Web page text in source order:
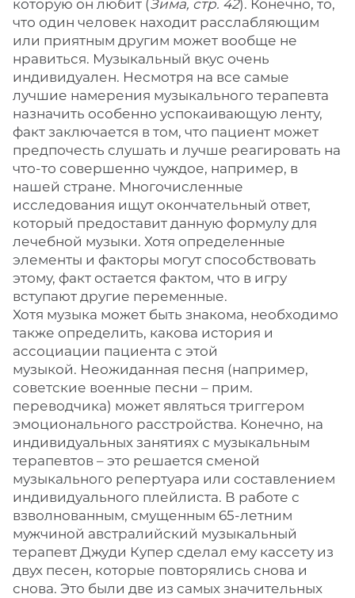
которую он любит (Зима, стр. 42). Конечно, то,
что один человек находит расслабляющим
или приятным другим может вообще не
нравиться. Музыкальный вкус очень
индивидуален. Несмотря на все самые
лучшие намерения музыкального терапевта
назначить особенно успокаивающую ленту,
факт заключается в том, что пациент может
предпочесть слушать и лучше реагировать на
что-то совершенно чуждое, например, в
нашей стране. Многочисленные
исследования ищут окончательный ответ,
который предоставит данную формулу для
лечебной музыки. Хотя определенные
элементы и факторы могут способствовать
этому, факт остается фактом, что в игру
вступают другие переменные.
Хотя музыка может быть знакома, необходимо
также определить, какова история и
ассоциации пациента с этой
музыкой. Неожиданная песня (например,
советские военные песни – прим.
переводчика) может являться триггером
эмоционального расстройства. Конечно, на
индивидуальных занятиях с музыкальным
терапевтов – это решается сменой
музыкального репертуара или составлением
индивидуального плейлиста. В работе с
взволнованным, смущенным 65-летним
мужчиной австралийский музыкальный
терапевт Джуди Купер сделал ему кассету из
двух песен, которые повторялись снова и
снова. Это были две из самых значительных